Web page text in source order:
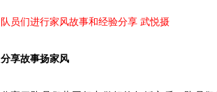
队员们进行家风故事和经验分享 武悦摄
分享故事扬家风